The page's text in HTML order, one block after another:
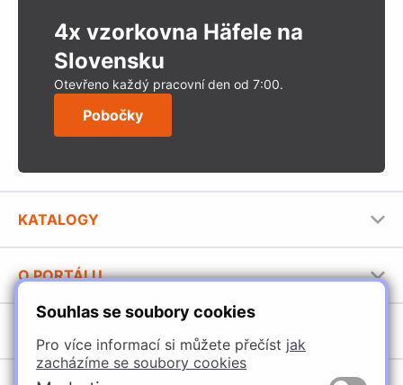
Souhlas se soubory cookies
Pro více informací si můžete přečíst jak
zacházíme se soubory cookies
4x vzorkovna Häfele na
Slovensku
Otevřeno každý pracovní den od 7:00.
Pobočky
KATALOGY
Stavební katalog Häfele
Brožury Häfele
O PORTÁLU
Provozovatel portálu
Jak používat portál
Úchytky